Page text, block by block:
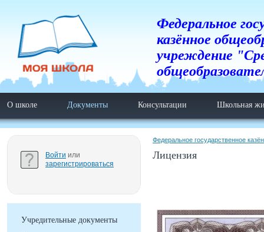
Федеральное
казённое
учреждение
О школе Документы Консультации Школьная
Войти или
зарегистрироваться
Учредительные документы
Федеральное государственное
Лицензия